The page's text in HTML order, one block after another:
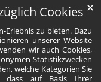
Cookies
zu bieten. Dazu
unserer Website
wir auch Cookies,
Statistikzwecken
welche Kategorien Sie
dass auf Basis Ihrer
✕